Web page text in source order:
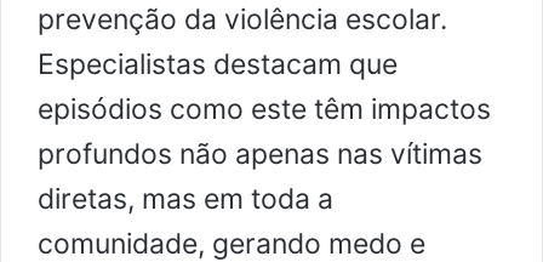
prevenção da violência escolar.
Especialistas destacam que
episódios como este têm impactos
profundos não apenas nas vítimas
diretas, mas em toda a
comunidade, gerando medo e